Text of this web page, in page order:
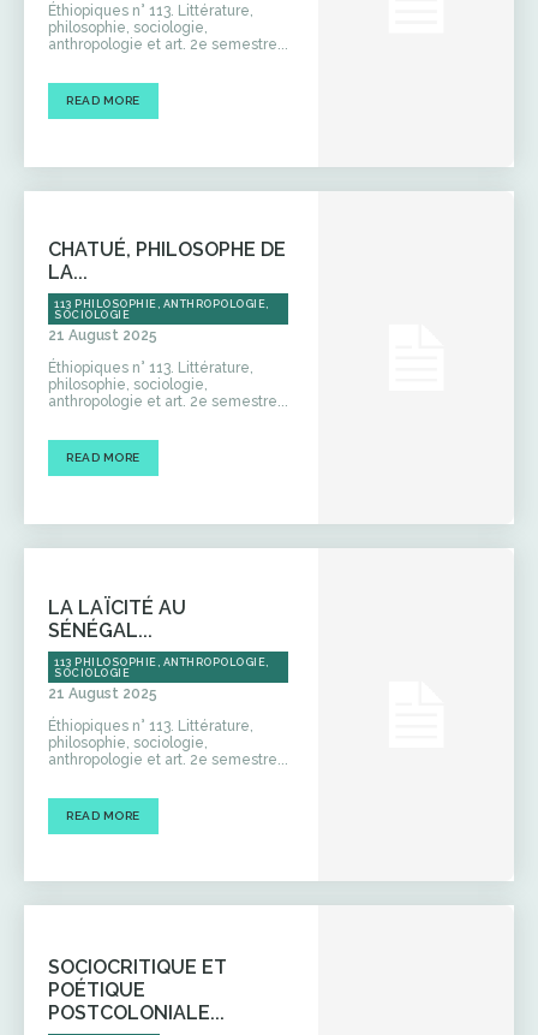
Éthiopiques n° 113. Littérature,
philosophie, sociologie,
anthropologie et art. 2e semestre...
READ MORE
CHATUÉ, PHILOSOPHE DE
LA...
113 PHILOSOPHIE, ANTHROPOLOGIE,
SOCIOLOGIE
21 August 2025
Éthiopiques n° 113. Littérature,
philosophie, sociologie,
anthropologie et art. 2e semestre...
READ MORE
LA LAÏCITÉ AU
SÉNÉGAL...
113 PHILOSOPHIE, ANTHROPOLOGIE,
SOCIOLOGIE
21 August 2025
Éthiopiques n° 113. Littérature,
philosophie, sociologie,
anthropologie et art. 2e semestre...
READ MORE
SOCIOCRITIQUE ET
POÉTIQUE
POSTCOLONIALE...